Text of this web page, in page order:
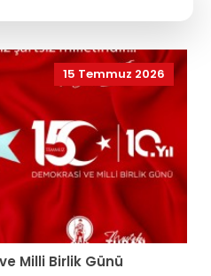
15 Temmuz 2026
Milli Birlik Günü